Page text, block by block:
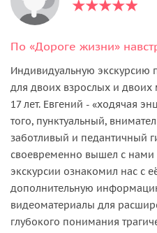
Индивидуальную экскурсию
для двоих взрослых и двоих
17 лет. Евгений - «ходячая
того, пунктуальный,
заботливый и педантичный
своевременно вышел с нами
экскурсии ознакомил нас с
дополнительную
видеоматериалы для
глубокого понимания